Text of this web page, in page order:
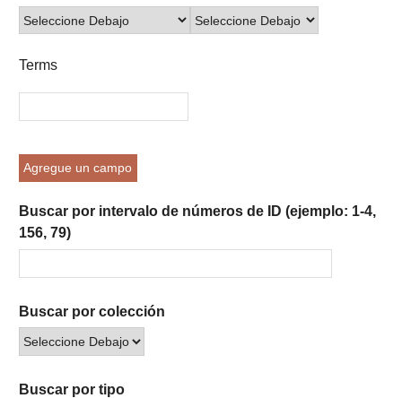
rows
in
por
un
campo
búsqueda
búsqueda
búsqueda
Búsqueda
Terms
Agregue un campo
Buscar por intervalo de números de ID (ejemplo: 1-4,
156, 79)
Buscar por colección
Buscar por tipo